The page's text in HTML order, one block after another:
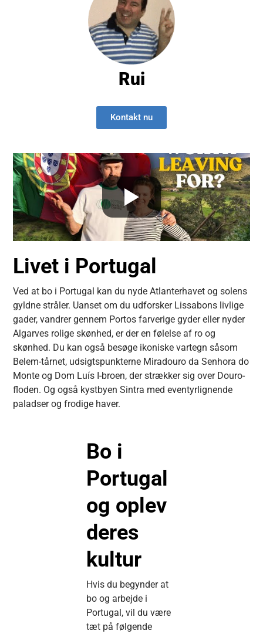
Rui
Kontakt nu
Livet i Portugal
Ved at bo i Portugal kan du nyde Atlanterhavet og solens
gyldne stråler. Uanset om du udforsker Lissabons livlige
gader, vandrer gennem Portos farverige gyder eller nyder
Algarves rolige skønhed, er der en følelse af ro og
skønhed. Du kan også besøge ikoniske vartegn såsom
Belem-tårnet, udsigtspunkterne Miradouro da Senhora do
Monte og Dom Luís I-broen, der strækker sig over Douro-
floden. Og også kystbyen Sintra med eventyrlignende
paladser og frodige haver.
Bo i
Portugal
og oplev
deres
kultur
Hvis du begynder at
bo og arbejde i
Portugal, vil du være
tæt på følgende